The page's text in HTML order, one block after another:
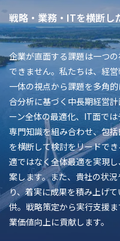
戦略・業務・ITを横断し
企業が直面する課題は一つ
できません。私たちは、経
一体の視点から課題を多角
合分析に基づく中長期経営
ーン全体の最適化、IT面で
専門知識を組み合わせ、包
を横断して検討をリードで
適ではなく全体最適を実現
案します。また、貴社の状
り、着実に成果を積み上げ
供。戦略策定から実行支援
業価値向上に貢献します。